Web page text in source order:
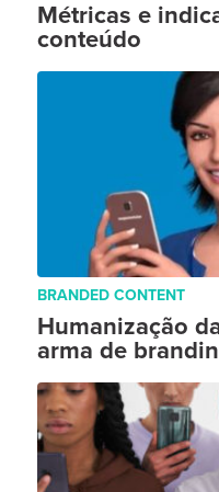
Métricas e
conteúdo
BRANDED CONTENT
Humanização
arma de